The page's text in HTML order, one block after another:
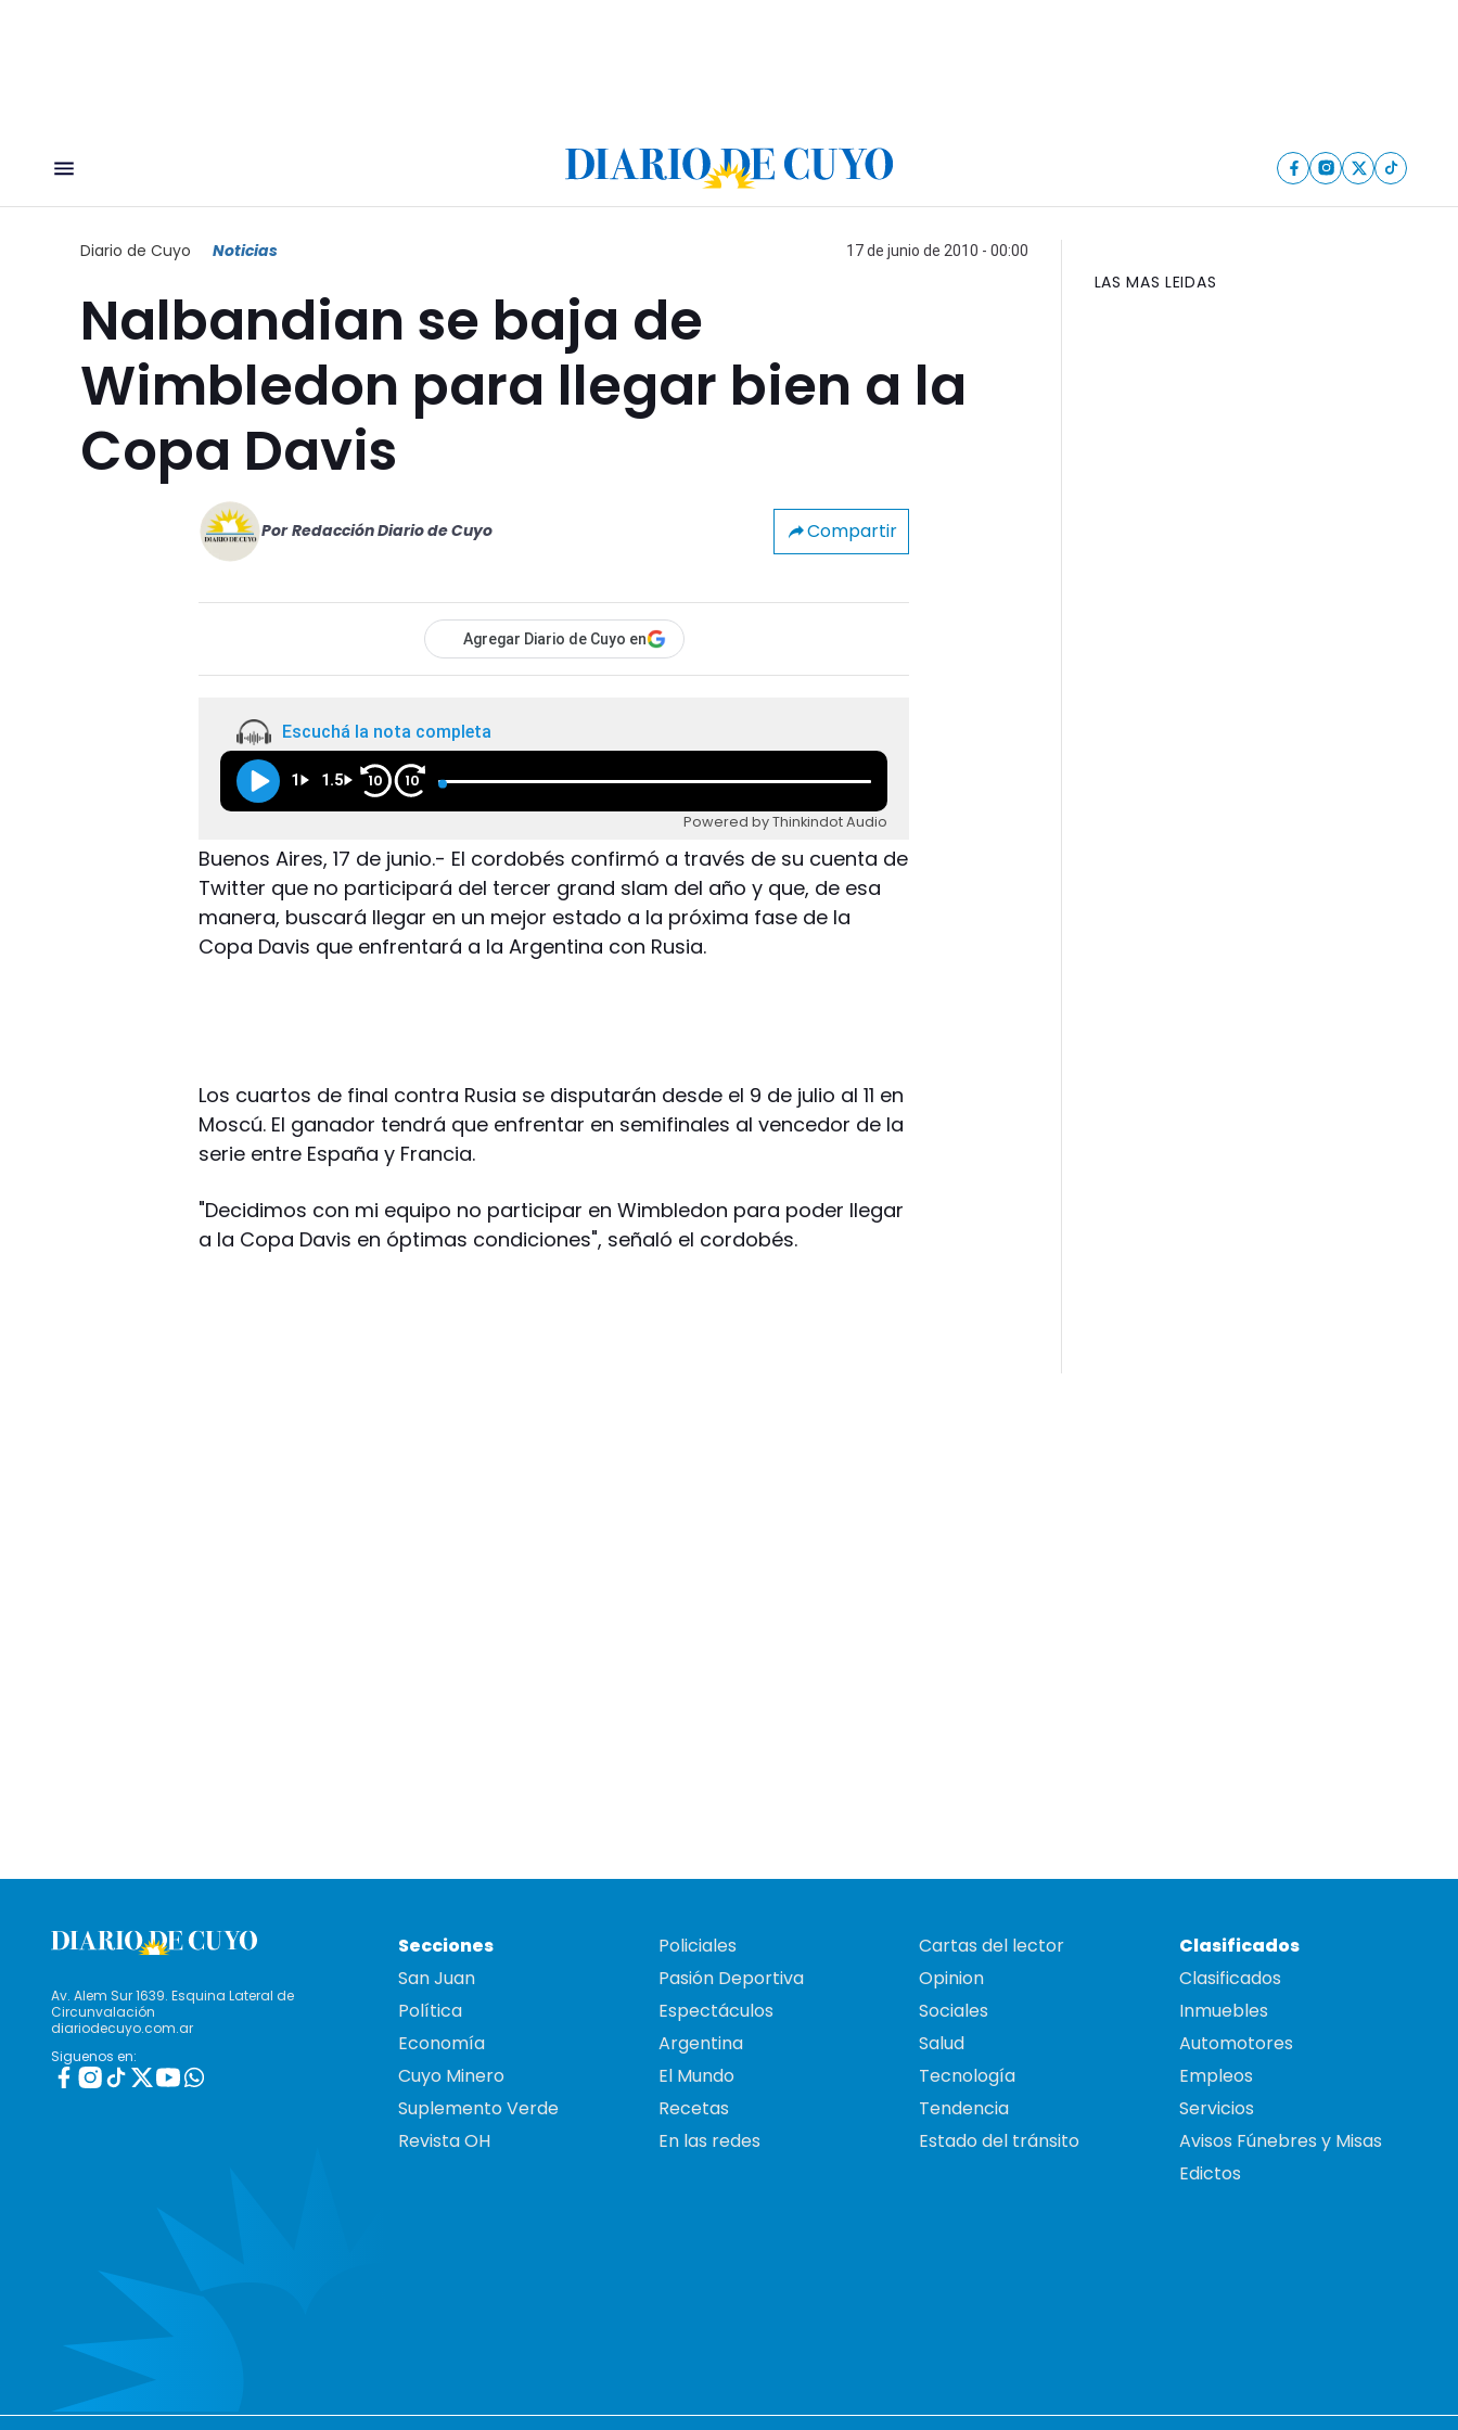
Diario de Cuyo Noticias 17 de junio de 2010 - 00:00
Nalbandian se baja de
Wimbledon para llegar bien a la
Copa Davis
Por Redacción Diario de Cuyo Compartir
Agregar Diario de Cuyo en
Escuchá la nota completa
1 1.5 10 10
Powered by Thinkindot Audio
Buenos Aires, 17 de junio.- El cordobés confirmó a través de su cuenta de
Twitter que no participará del tercer grand slam del año y que, de esa
manera, buscará llegar en un mejor estado a la próxima fase de la
Copa Davis que enfrentará a la Argentina con Rusia.
Los cuartos de final contra Rusia se disputarán desde el 9 de julio al 11 en
Moscú. El ganador tendrá que enfrentar en semifinales al vencedor de la
serie entre España y Francia.
"Decidimos con mi equipo no participar en Wimbledon para poder llegar
a la Copa Davis en óptimas condiciones", señaló el cordobés.
LAS MAS LEIDAS
Av. Alem Sur 1639. Esquina Lateral de
Circunvalación
diariodecuyo.com.ar
Siguenos en:
Secciones
San Juan
Política
Economía
Cuyo Minero
Suplemento Verde
Revista OH
Policiales
Pasión Deportiva
Espectáculos
Argentina
El Mundo
Recetas
En las redes
Cartas del lector
Opinion
Sociales
Salud
Tecnología
Tendencia
Estado del tránsito
Clasificados
Clasificados
Inmuebles
Automotores
Empleos
Servicios
Avisos Fúnebres y Misas
Edictos